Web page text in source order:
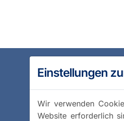
Einstellungen
Wir verwenden
Website erforderlich